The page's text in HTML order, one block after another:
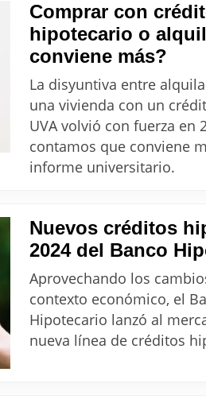
Comprar con
hipotecario o
conviene más?
con
o
La disyuntiva entre
una vivienda con un
UVA volvió con fuerza en
contamos que conviene
informe universitario.
Nuevos créditos
2024 del Banco
Aprovechando los
contexto económico, el
Hipotecario lanzó al
nueva línea de créditos